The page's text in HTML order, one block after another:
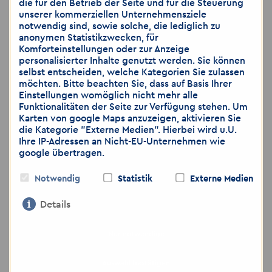
🗣️Und das Beste:Wir haben immer ein
offenes Ohr für dich!
📄Hinweis:Die Stelle wird im Rahmen
derArbeitnehmerüberlassungbesetzt. 🤝
werden und mit uns die Zukunft der
regionalen Pharmaindustrie
die für den Betrieb der Seite und für die Steuerung
unserer kommerziellen Unternehmensziele
notwendig sind, sowie solche, die lediglich zu
anonymen Statistikzwecken, für
Komforteinstellungen oder zur Anzeige
personalisierter Inhalte genutzt werden. Sie können
selbst entscheiden, welche Kategorien Sie zulassen
möchten. Bitte beachten Sie, dass auf Basis Ihrer
Einstellungen womöglich nicht mehr alle
Funktionalitäten der Seite zur Verfügung stehen. Um
Karten von google Maps anzuzeigen, aktivieren Sie
die Kategorie "Externe Medien". Hierbei wird u.U.
Ihre IP-Adressen an Nicht-EU-Unternehmen wie
google übertragen.
Notwendig Statistik Externe Medien
Details